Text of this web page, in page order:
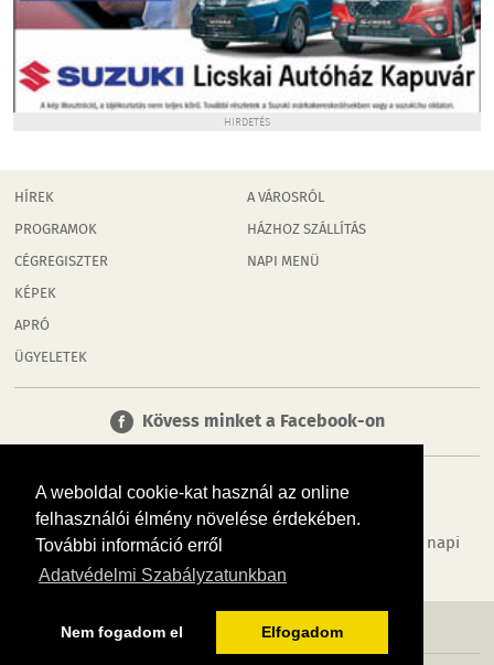
A weboldal cookie-kat használ az online
felhasználói élmény növelése érdekében.
További információ erről
Adatvédelmi Szabályzatunkban
Nem fogadom el Elfogadom
HIRDETÉS
HÍREK
PROGRAMOK
CÉGREGISZTER
KÉPEK
APRÓ
ÜGYELETEK
A VÁROSRÓL
HÁZHOZ SZÁLLÍTÁS
NAPI MENÜ
Kövess minket a Facebook-on
Tudj meg többet városodról! Hírek, programok, képek, napi
menü, cégek…. és minden, ami Rábaköz
MÉDIAAJÁNLÓ ADATVÉDELEM IMPRESSZUM RÓLUNK